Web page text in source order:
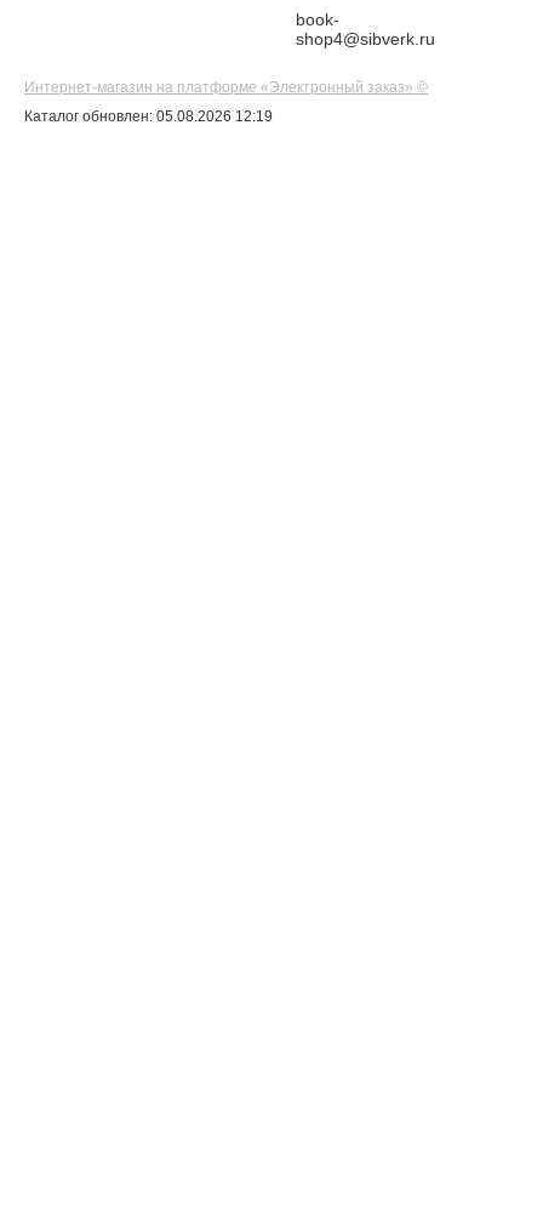
book-
shop4@sibverk.ru
Интернет-магазин на платформе «Электронный заказ» ©
Каталог обновлен: 05.08.2026 12:19